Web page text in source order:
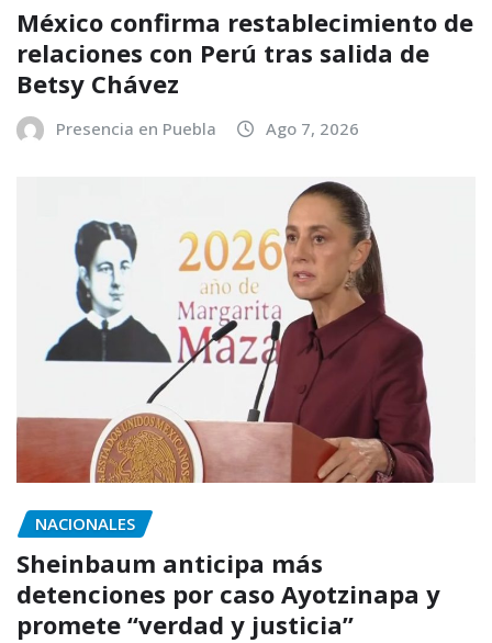
México confirma restablecimiento de
relaciones con Perú tras salida de
Betsy Chávez
Presencia en Puebla Ago 7, 2026
NACIONALES
Sheinbaum anticipa más
detenciones por caso Ayotzinapa y
promete “verdad y justicia”